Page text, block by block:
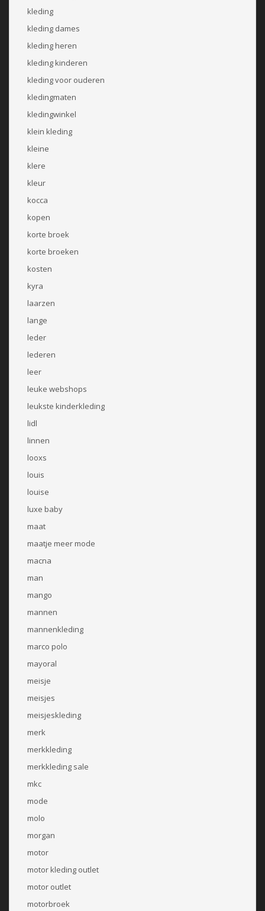
kleding
kleding dames
kleding heren
kleding kinderen
kleding voor ouderen
kledingmaten
kledingwinkel
klein kleding
kleine
klere
kleur
kocca
kopen
korte broek
korte broeken
kosten
kyra
laarzen
lange
leder
lederen
leer
leuke webshops
leukste kinderkleding
lidl
linnen
looxs
louis
louise
luxe baby
maat
maatje meer mode
macna
man
mango
mannen
mannenkleding
marco polo
mayoral
meisje
meisjes
meisjeskleding
merk
merkkleding
merkkleding sale
mkc
mode
molo
morgan
motor
motor kleding outlet
motor outlet
motorbroek